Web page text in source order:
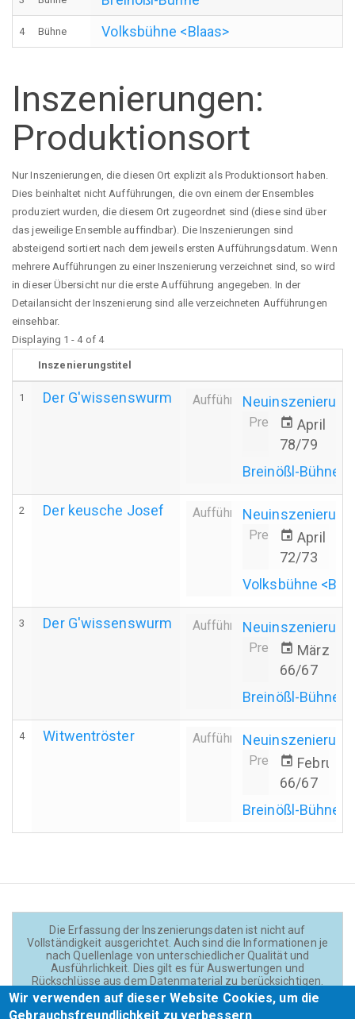
4 Bühne Volksbühne <Blaas>
Inszenierungen:
Produktionsort
Nur Inszenierungen, die diesen Ort explizit als Produktionsort haben.
Dies beinhaltet nicht Aufführungen, die ovn einem der Ensembles
produziert wurden, die diesem Ort zugeordnet sind (diese sind über
das jeweilige Ensemble auffindbar). Die Inszenierungen sind
absteigend sortiert nach dem jeweils ersten Aufführungsdatum. Wenn
mehrere Aufführungen zu einer Inszenierung verzeichnet sind, so wird
in dieser Übersicht nur die erste Aufführung angegeben. In der
Detailansicht der Inszenierung sind alle verzeichneten Aufführungen
einsehbar.
Displaying 1 - 4 of 4
Inszenierungstitel
1 Der G'wissenswurm AufführungNeuinszenierung
Premiere
event April
78/79
Breinößl-Bühne
2 Der keusche Josef AufführungNeuinszenierung
Premiere
event April
72/73
Volksbühne
3 Der G'wissenswurm AufführungNeuinszenierung
Premiere
event März
66/67
Breinößl-Bühne
4 Witwentröster AufführungNeuinszenierung
Premiere
event Februar
66/67
Breinößl-Bühne
Die Erfassung der Inszenierungsdaten ist nicht auf
Vollständigkeit ausgerichtet. Auch sind die Informationen je
nach Quellenlage von unterschiedlicher Qualität und
Ausführlichkeit. Dies gilt es für Auswertungen und
Rückschlüsse aus dem Datenmaterial zu berücksichtigen.
Daten und Texte auf der Website sind - wenn nicht anders
angegeben - lizensiert unterCC BY 4.0(Creator:
Wir verwenden auf dieser Website Cookies, um die
Gebrauchsfreundlichkeit zu verbessern